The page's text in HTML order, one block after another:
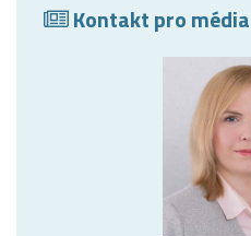
Kontakt pro média